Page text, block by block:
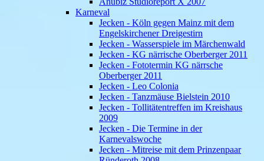
Karneval
Jecken - Köln gegen Mainz mit dem
Engelskirchener Dreigestirn
Jecken - Wasserspiele im Märchenwald
Jecken - KG närrische Oberberger 2011
Jecken - Fototermin KG närrsche
Oberberger 2011
Jecken - Leo Colonia
Jecken - Tanzmäuse Bielstein 2010
Jecken - Tollitätentreffen im Kreishaus
2009
Jecken - Die Termine in der
Karnevalswoche
Jecken - Mitreise mit dem Prinzenpaar